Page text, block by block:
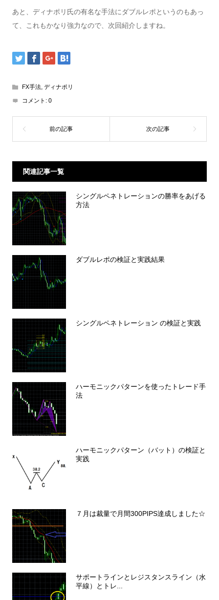
あと、ディナポリ氏の有名な手法にダブルレポというのもあっ
て、これもかなり強力なので、次回紹介しますね。
FX手法, ディナポリ
コメント: 0
関連記事一覧
シングルペネトレーションの勝率をあげる
方法
ダブルレポの検証と実践結果
シングルペネトレーション の検証と実践
ハーモニックパターンを使ったトレード手
法
ハーモニックパターン（バット）の検証と
実践
７月は裁量で月間300PIPS達成しました☆
サポートラインとレジスタンスライン（水
平線）とトレ...